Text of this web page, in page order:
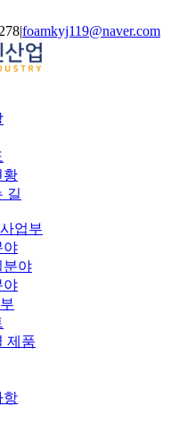
|foamkyj119@naver.com
황
길
업부
야
분야
야
제품
항